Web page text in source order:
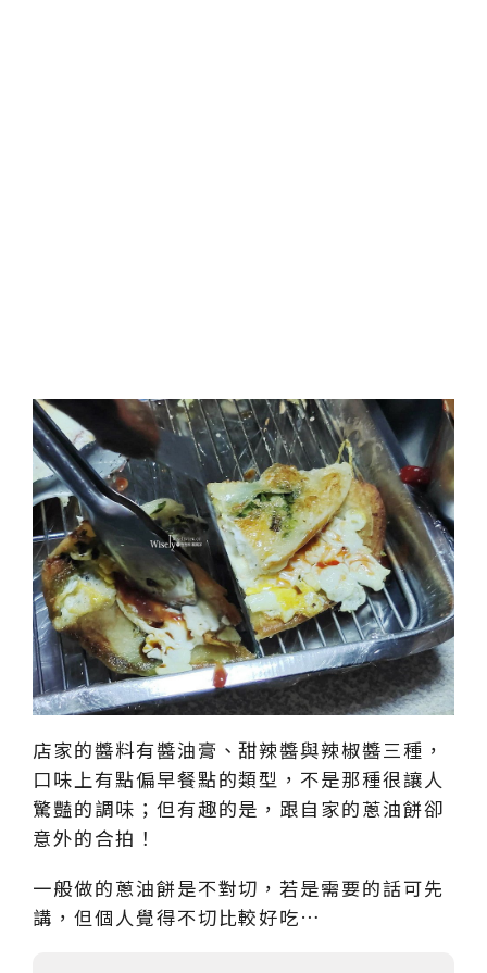
店家的醬料有醬油膏、甜辣醬與辣椒醬三種，
口味上有點偏早餐點的類型，不是那種很讓人
驚豔的調味；但有趣的是，跟自家的蔥油餅卻
意外的合拍！
一般做的蔥油餅是不對切，若是需要的話可先
講，但個人覺得不切比較好吃…